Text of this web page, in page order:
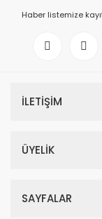
Haber listemize
İLETİŞİM
ÜYELİK
SAYFALAR